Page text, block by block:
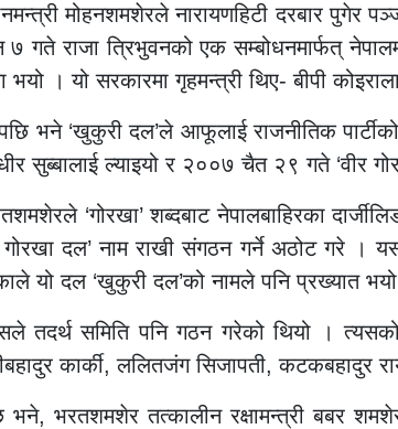
मोहनशमशेरले नारायणहिटी दरबार पुगेर
७ गते राजा त्रिभुवनको एक सम्बोधनमार्फत्
भयो । यो सरकारमा गृहमन्त्री थिए- बीपी
भने ‘खुकुरी दल’ले आफूलाई राजनीतिक
सुब्बालाई ल्याइयो र २००७ चैत २९ गते ‘वीर
‘गोरखा’ शब्दबाट नेपालबाहिरका
गोरखा दल’ नाम राखी संगठन गर्ने अठोट गरे
यो दल ‘खुकुरी दल’को नामले पनि प्रख्यात
समिति पनि गठन गरेको थियो । त्यसको
कार्की, ललितजंग सिजापती, कटकबहादुर
भरतशमशेर तत्कालीन रक्षामन्त्री बबर